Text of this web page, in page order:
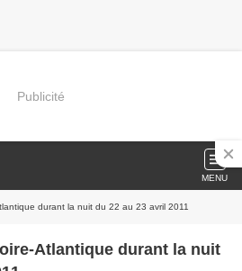
Publicité
MENU
durant la nuit du 22 au 23 avril 2011
Atlantique durant la nuit